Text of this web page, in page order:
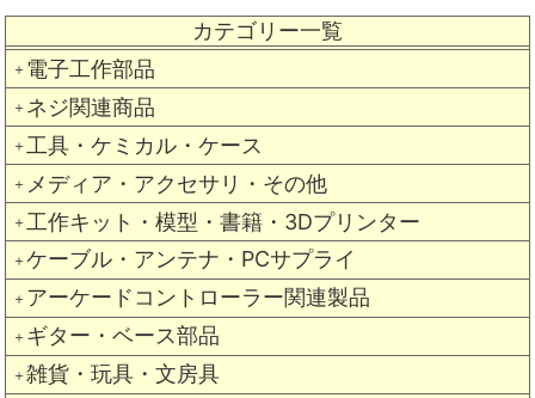
カテゴリー一覧
＋ 電子工作部品
＋ ネジ関連商品
＋ 工具・ケミカル・ケース
＋ メディア・アクセサリ・その他
＋ 工作キット・模型・書籍・3Dプリンター
＋ ケーブル・アンテナ・PCサプライ
＋ アーケードコントローラー関連製品
＋ ギター・ベース部品
＋ 雑貨・玩具・文房具